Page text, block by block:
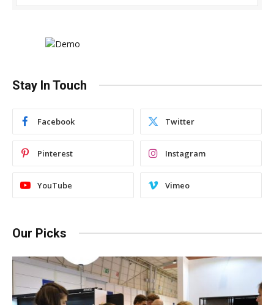
Stay In Touch
Facebook Twitter
Pinterest Instagram
YouTube Vimeo
Our Picks